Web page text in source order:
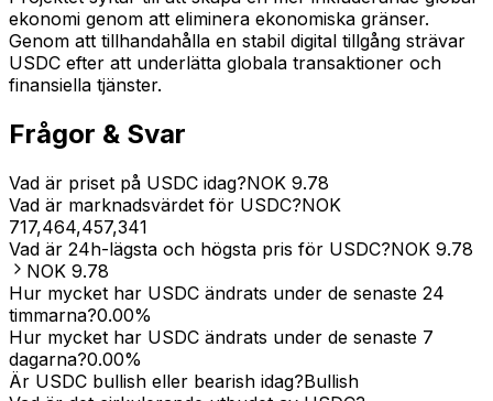
ekonomi genom att eliminera ekonomiska gränser.
Genom att tillhandahålla en stabil digital tillgång strävar
USDC efter att underlätta globala transaktioner och
finansiella tjänster.
Frågor & Svar
Vad är priset på USDC idag?NOK 9.78
Vad är marknadsvärdet för USDC?NOK
717,464,457,341
Vad är 24h-lägsta och högsta pris för USDC?NOK 9.78
NOK 9.78
Hur mycket har USDC ändrats under de senaste 24
timmarna?0.00%
Hur mycket har USDC ändrats under de senaste 7
dagarna?0.00%
Är USDC bullish eller bearish idag?Bullish